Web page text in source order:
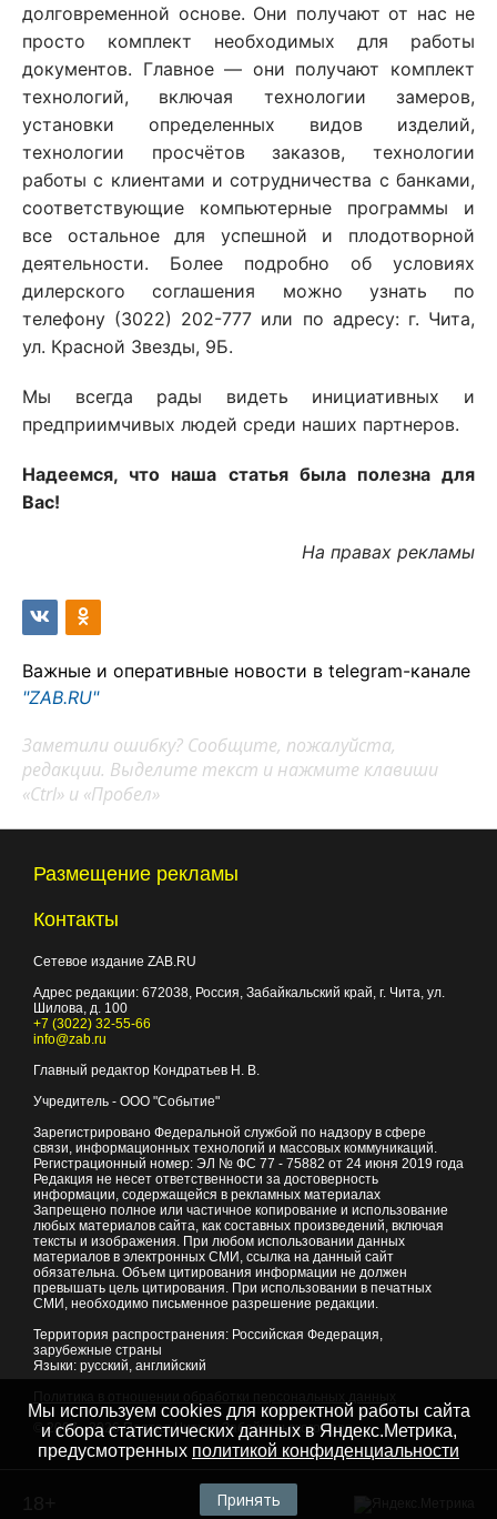
долговременной основе. Они получают от нас не
просто комплект необходимых для работы
документов. Главное — они получают комплект
технологий, включая технологии замеров,
установки определенных видов изделий,
технологии просчётов заказов, технологии
работы с клиентами и сотрудничества с банками,
соответствующие компьютерные программы и
все остальное для успешной и плодотворной
деятельности. Более подробно об условиях
дилерского соглашения можно узнать по
телефону (3022) 202-777 или по адресу: г. Чита,
ул. Красной Звезды, 9Б.
Мы всегда рады видеть инициативных и
предприимчивых людей среди наших партнеров.
Надеемся, что наша статья была полезна для
Вас!
На правах рекламы
Важные и оперативные новости в telegram-канале
"ZAB.RU"
Заметили ошибку? Сообщите, пожалуйста,
редакции. Выделите текст и нажмите клавиши
«Ctrl» и «Пробел»
Размещение рекламы
Контакты
Сетевое издание ZAB.RU
Адрес редакции: 672038, Россия, Забайкальский край, г. Чита, ул.
Шилова, д. 100
+7 (3022) 32-55-66
info@zab.ru
Главный редактор Кондратьев Н. В.
Учредитель - ООО "Событие"
Зарегистрировано Федеральной службой по надзору в сфере
связи, информационных технологий и массовых коммуникаций.
Регистрационный номер: ЭЛ № ФС 77 - 75882 от 24 июня 2019 года
Редакция не несет ответственности за достоверность
информации, содержащейся в рекламных материалах
Запрещено полное или частичное копирование и использование
любых материалов сайта, как составных произведений, включая
тексты и изображения. При любом использовании данных
материалов в электронных СМИ, ссылка на данный сайт
обязательна. Объем цитирования информации не должен
превышать цель цитирования. При использовании в печатных
СМИ, необходимо письменное разрешение редакции.
Территория распространения: Российская Федерация,
зарубежные страны
Языки: русский, английский
© 2007 - 2026Портал Читы и Забайкальского края
Мы используем cookies для корректной работы сайта
и сбора статистических данных в Яндекс.Метрика,
предусмотренных политикой конфиденциальности
Принять